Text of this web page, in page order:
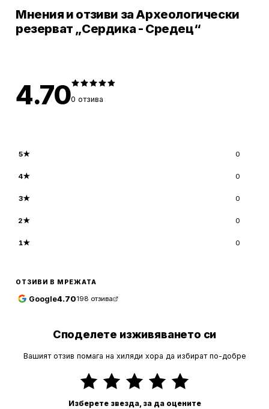
Мнения и отзиви за Археологически
резерват „Сердика - Средец“
4.700 отзива
5★ 0
4★ 0
3★ 0
2★ 0
1★ 0
ОТЗИВИ В МРЕЖАТА
Google4.70198 отзива
Споделете изживяването си
Вашият отзив помага на хиляди хора да избират по-добре
Изберете звезда, за да оцените